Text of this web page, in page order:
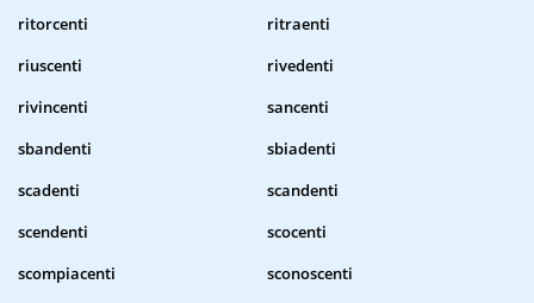
ritorcenti
ritraenti
riuscenti
rivedenti
rivincenti
sancenti
sbandenti
sbiadenti
scadenti
scandenti
scendenti
scocenti
scompiacenti
sconoscenti